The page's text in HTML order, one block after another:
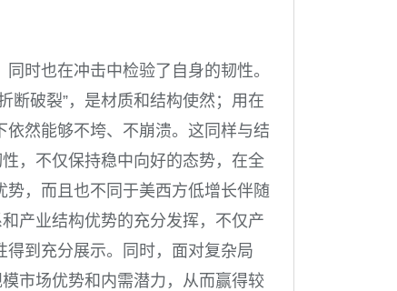
时也在冲击中检验了自身的韧性。
断破裂”，是材质和结构使然；用在
然能够不垮、不崩溃。这同样与结
，不仅保持稳中向好的态势，在全
，而且也不同于美西方低增长伴随
产业结构优势的充分发挥，不仅产
到充分展示。同时，面对复杂局
市场优势和内需潜力，从而赢得较